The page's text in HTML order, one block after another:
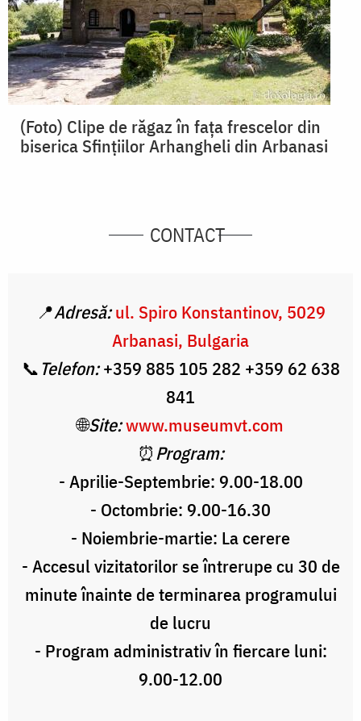
(Foto) Clipe de răgaz în fața frescelor din
biserica Sfințiilor Arhangheli din Arbanasi
CONTACT
📍Adresă: ul. Spiro Konstantinov, 5029
Arbanasi, Bulgaria
📞 Telefon:+359 885 105 282 +359 62 638
841
🌐Site:www.museumvt.com
⏰Program:
- Aprilie-Septembrie: 9.00-18.00
- Octombrie: 9.00-16.30
- Noiembrie-martie: La cerere
- Accesul vizitatorilor se întrerupe cu 30 de
minute înainte de terminarea programului
de lucru
- Program administrativ în fiercare luni:
9.00-12.00